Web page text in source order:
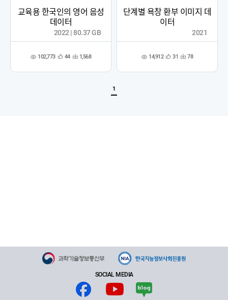
교육용 한국인의 영어 음성
데이터
조 102,773 관
록
44 다 1,568
2022 | 80.37 GB
단계별 욕창 환부 이미지 데
이터
조 14,912 관
록
31 다 78
2021
1
SOCIAL MEDIA